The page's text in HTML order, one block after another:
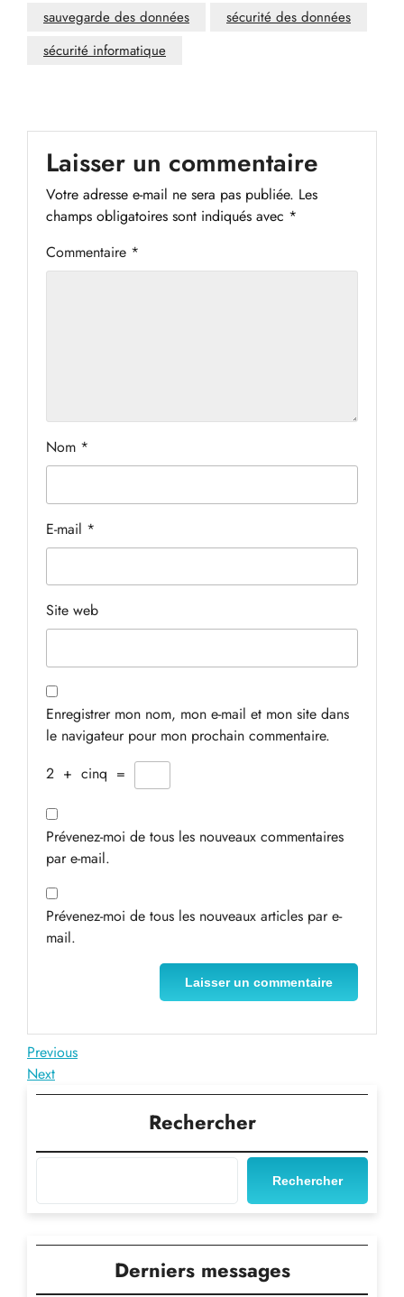
sauvegarde des données
sécurité des données
sécurité informatique
Laisser un commentaire
Votre adresse e-mail ne sera pas publiée. Les
champs obligatoires sont indiqués avec *
Commentaire *
Nom *
E-mail *
Site web
Enregistrer mon nom, mon e-mail et mon site dans
le navigateur pour mon prochain commentaire.
2 + cinq =
Prévenez-moi de tous les nouveaux commentaires
par e-mail.
Prévenez-moi de tous les nouveaux articles par e-
mail.
Navigation
de
Previous
Post
Previous
Next
Post
Next
Rechercher
Rechercher
Derniers messages